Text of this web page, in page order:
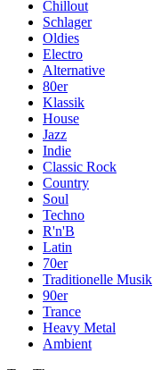
Chillout
Schlager
Oldies
Electro
Alternative
80er
Klassik
House
Jazz
Indie
Classic Rock
Country
Soul
Techno
R'n'B
Latin
70er
Traditionelle Musik
90er
Trance
Heavy Metal
Ambient